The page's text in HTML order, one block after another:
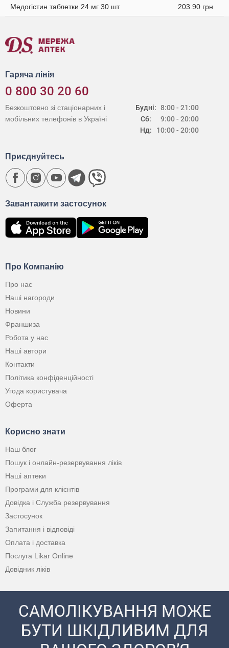
Медогістин таблетки 24 мг 30 шт 203.90 грн
Гаряча лінія
0 800 30 20 60
Будні:
Сб:
Нд:
8:00 - 21:00
9:00 - 20:00
10:00 - 20:00
Безкоштовно зі стаціонарних і
мобільних телефонів в Україні
Про Компанію
Про нас
Наші нагороди
Новини
Франшиза
Робота у нас
Наші автори
Контакти
Політика конфіденційності
Угода користувача
Оферта
Корисно знати
Наш блог
Пошук і онлайн-резервування ліків
Наші аптеки
Програми для клієнтів
Довідка і Служба резервування
Застосунок
Запитання і відповіді
Оплата і доставка
Послуга Likar Online
Довідник ліків
Завантажити застосунок
Приєднуйтесь
САМОЛІКУВАННЯ МОЖЕ
БУТИ ШКІДЛИВИМ ДЛЯ